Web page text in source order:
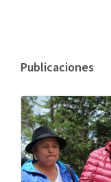
Publicaciones